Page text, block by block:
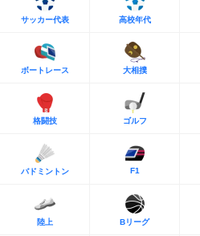
サッカー代表 高校年代
ボートレース 大相撲
格闘技 ゴルフ
バドミントン F1
陸上 Bリーグ